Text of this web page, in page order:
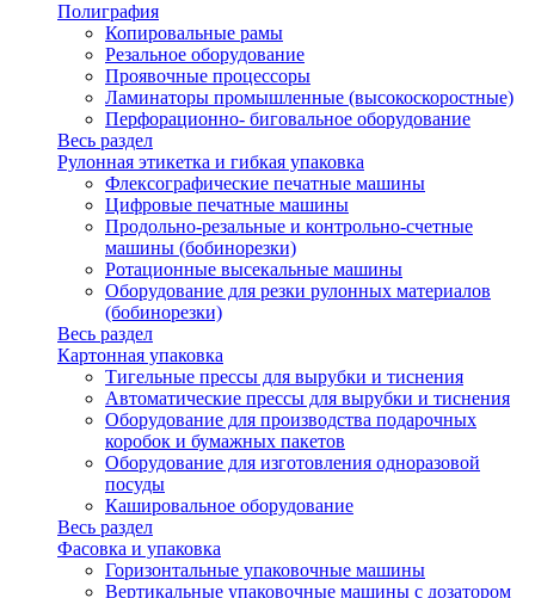
Полиграфия
Копировальные рамы
Резальное оборудование
Проявочные процессоры
Ламинаторы промышленные (высокоскоростные)
Перфорационно- биговальное оборудование
Весь раздел
Рулонная этикетка и гибкая упаковка
Флексографические печатные машины
Цифровые печатные машины
Продольно-резальные и контрольно-счетные
машины (бобинорезки)
Ротационные высекальные машины
Оборудование для резки рулонных материалов
(бобинорезки)
Весь раздел
Картонная упаковка
Тигельные прессы для вырубки и тиснения
Автоматические прессы для вырубки и тиснения
Оборудование для производства подарочных
коробок и бумажных пакетов
Оборудование для изготовления одноразовой
посуды
Кашировальное оборудование
Весь раздел
Фасовка и упаковка
Горизонтальные упаковочные машины
Вертикальные упаковочные машины с дозатором